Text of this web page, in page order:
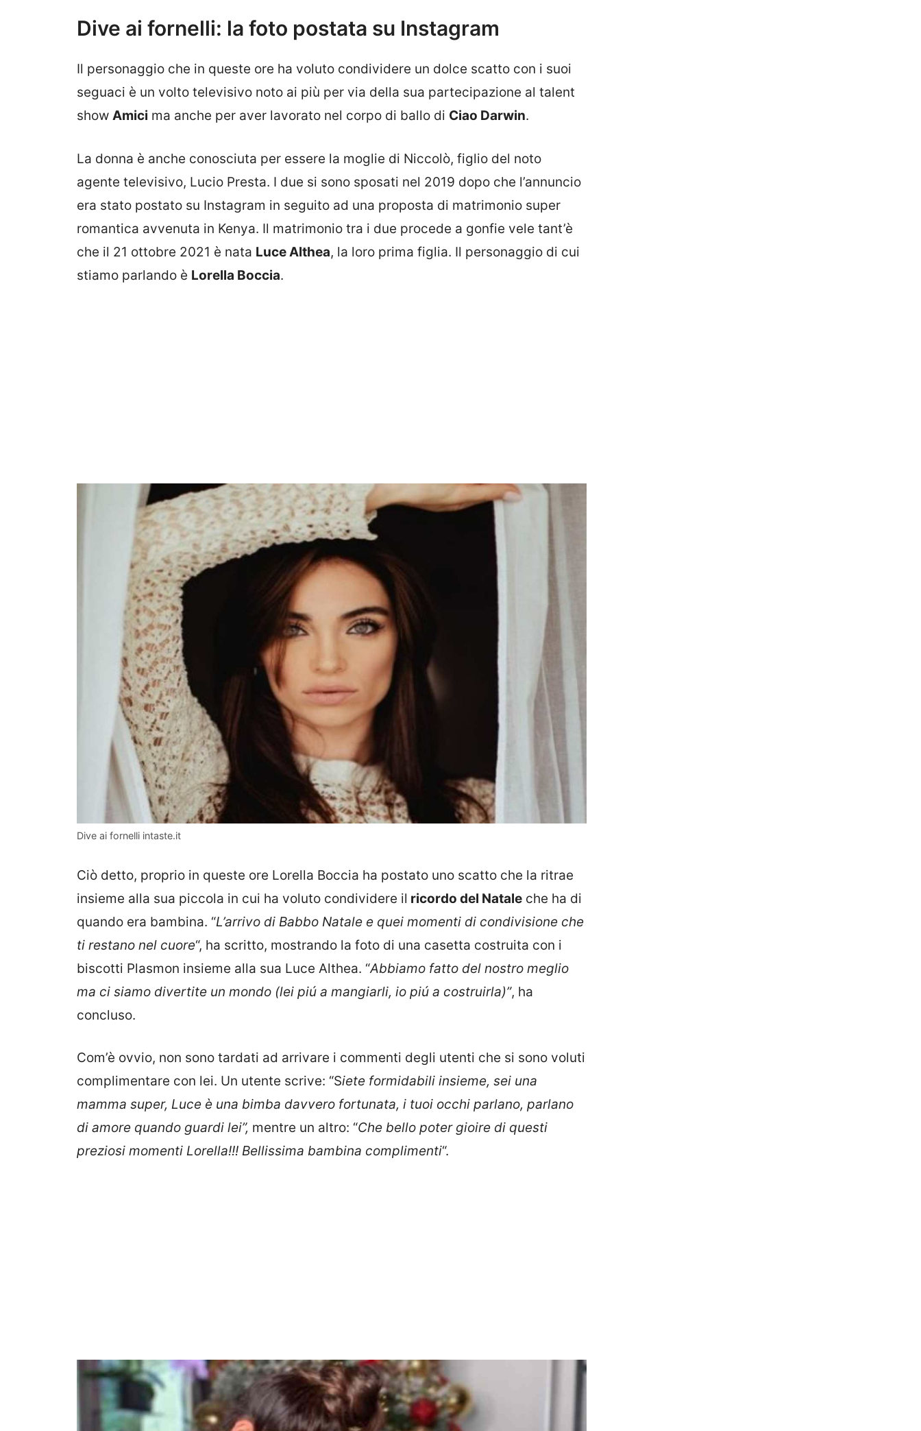
Dive ai fornelli: la foto postata su Instagram
Il personaggio che in queste ore ha voluto condividere un dolce scatto con i suoi
seguaci è un volto televisivo noto ai più per via della sua partecipazione al talent
show Amici ma anche per aver lavorato nel corpo di ballo di Ciao Darwin.
La donna è anche conosciuta per essere la moglie di Niccolò, figlio del noto
agente televisivo, Lucio Presta. I due si sono sposati nel 2019 dopo che l’annuncio
era stato postato su Instagram in seguito ad una proposta di matrimonio super
romantica avvenuta in Kenya. Il matrimonio tra i due procede a gonfie vele tant’è
che il 21 ottobre 2021 è nata Luce Althea, la loro prima figlia. Il personaggio di cui
stiamo parlando è Lorella Boccia.
Dive ai fornelli intaste.it
Ciò detto, proprio in queste ore Lorella Boccia ha postato uno scatto che la ritrae
insieme alla sua piccola in cui ha voluto condividere il ricordo del Natale che ha di
quando era bambina. “L’arrivo di Babbo Natale e quei momenti di condivisione che
ti restano nel cuore“, ha scritto, mostrando la foto di una casetta costruita con i
biscotti Plasmon insieme alla sua Luce Althea. “Abbiamo fatto del nostro meglio
ma ci siamo divertite un mondo (lei piú a mangiarli, io piú a costruirla)”, ha
concluso.
Com’è ovvio, non sono tardati ad arrivare i commenti degli utenti che si sono voluti
complimentare con lei. Un utente scrive: “Siete formidabili insieme, sei una
mamma super, Luce è una bimba davvero fortunata, i tuoi occhi parlano, parlano
di amore quando guardi lei”, mentre un altro: “Che bello poter gioire di questi
preziosi momenti Lorella!!! Bellissima bambina complimenti“.